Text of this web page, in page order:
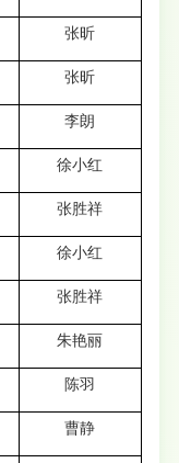
张昕
张昕
李朗
徐小红
张胜祥
徐小红
张胜祥
朱艳丽
陈羽
曹静